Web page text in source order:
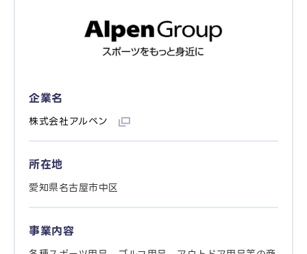
企業名
株式会社アルペン
所在地
愛知県名古屋市中区
事業内容